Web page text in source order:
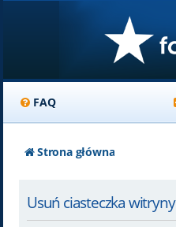
FAQ
Strona główna
Usuń ciasteczka witryny